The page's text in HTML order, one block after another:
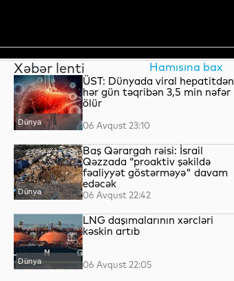
Xəbər lenti Hamısına bax
Dünya
ÜST: Dünyada viral hepatitdən
hər gün təqribən 3,5 min nəfər
ölür
06 Avqust 23:10
Dünya
Baş Qərargah rəisi: İsrail
Qəzzada “proaktiv şəkildə
fəaliyyət göstərməyə" davam
edəcək
06 Avqust 22:42
Dünya
LNG daşımalarının xərcləri
kəskin artıb
06 Avqust 22:05